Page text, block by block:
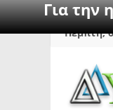
Για την
SkipΠέμπτη,